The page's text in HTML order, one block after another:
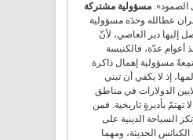
الصمود».مسؤولية مشتركة
عطالله وحدَه مسؤولية
إليها دير العاصي، لأنّ
أعوام عدّة، فالكنيسة
مسؤولية إهمال ذاكرة
إذ لا يكفي أن تبني
الدولارات في مناطق
تهتمّ بأديرةٍ تاريخية. فمن
السياحة الدينية على
الكنائس الحديثة، ومهما